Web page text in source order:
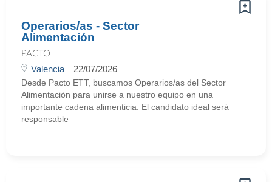
Operarios/as - Sector
Alimentación
PACTO
Valencia 22/07/2026
Desde Pacto ETT, buscamos Operarios/as del Sector
Alimentación para unirse a nuestro equipo en una
importante cadena alimenticia. El candidato ideal será
responsable